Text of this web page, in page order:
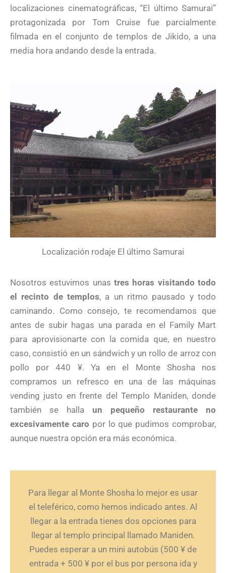
localizaciones cinematográficas, “El último Samurai”
protagonizada por Tom Cruise fue parcialmente
filmada en el conjunto de templos de Jikido, a una
media hora andando desde la entrada.
Localización rodaje El último Samurai
Nosotros estuvimos unas tres horas visitando todo
el recinto de templos, a un ritmo pausado y todo
caminando. Como consejo, te recomendamos que
antes de subir hagas una parada en el Family Mart
para aprovisionarte con la comida que, en nuestro
caso, consistió en un sándwich y un rollo de arroz con
pollo por 440 ¥. Ya en el Monte Shosha nos
compramos un refresco en una de las máquinas
vending justo en frente del Templo Maniden, donde
también se halla un pequeño restaurante no
excesivamente caro por lo que pudimos comprobar,
aunque nuestra opción era más económica.
Para llegar al Monte Shosha lo mejor es usar
el teleférico, como hemos indicado antes. Al
llegar a la entrada tienes dos opciones para
llegar al templo principal llamado Maniden.
Puedes esperar a un mini autobús (500 ¥ de
entrada + 500 ¥ por el bus por persona ida y